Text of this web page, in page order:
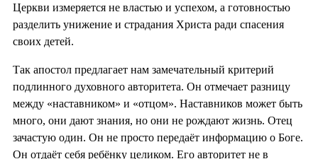
Церкви измеряется не властью и успехом, а готовностью
разделить унижение и страдания Христа ради спасения
своих детей.
Так апостол предлагает нам замечательный критерий
подлинного духовного авторитета. Он отмечает разницу
между «наставником» и «отцом». Наставников может быть
много, они дают знания, но они не рождают жизнь. Отец
зачастую один. Он не просто передаёт информацию о Боге.
Он отдаёт себя ребёнку целиком. Его авторитет не в